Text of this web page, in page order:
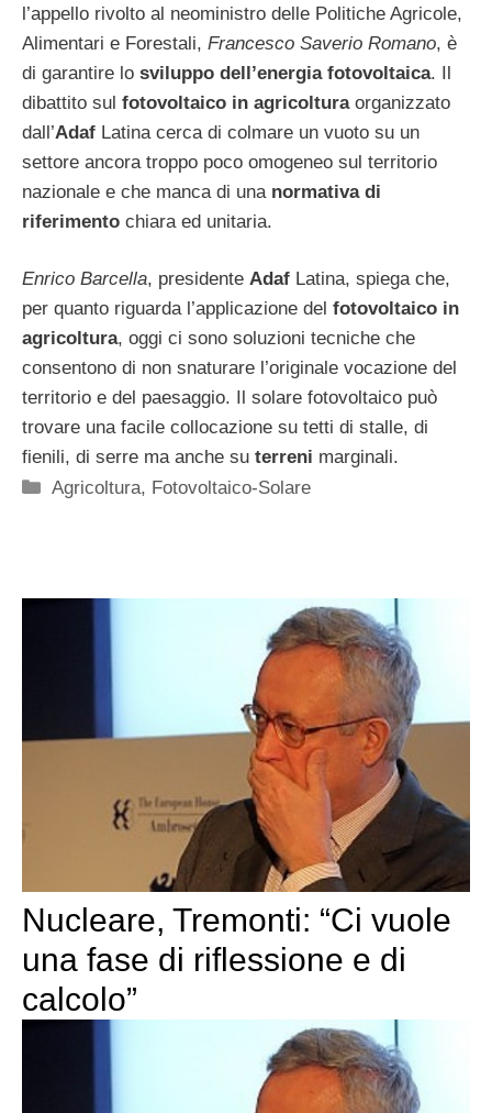
l’appello rivolto al neoministro delle Politiche Agricole,
Alimentari e Forestali, Francesco Saverio Romano, è
di garantire lo sviluppo dell’energia fotovoltaica. ​Il
dibattito sul fotovoltaico in agricolturaorganizzato
dall’Adaf Latina cerca di colmare un vuoto su un
settore ancora troppo poco omogeneo sul territorio
nazionale e che manca di una normativa di
riferimento chiara ed unitaria.
Enrico Barcella, presidente Adaf Latina, spiega che,
per quanto riguarda l’applicazione del fotovoltaico in
agricoltura, oggi ci sono soluzioni tecniche che
consentono di non snaturare l’originale vocazione del
territorio e del paesaggio. Il solare fotovoltaico può
trovare una facile collocazione su tetti di stalle, di
fienili, di serre ma anche su terreni marginali.
Categorie
Agricoltura, Fotovoltaico-Solare
Nucleare, Tremonti: “Ci vuole
una fase di riflessione e di
calcolo”